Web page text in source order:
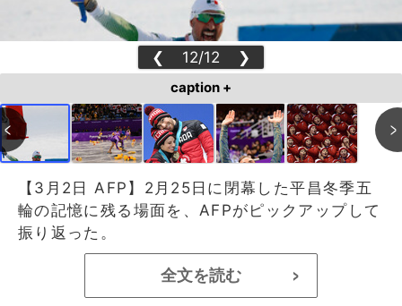
❮ 12/12 ❯
caption +
【3月2日 AFP】2月25日に閉幕した平昌冬季五
輪の記憶に残る場面を、AFPがピックアップして
振り返った。
全文を読む >